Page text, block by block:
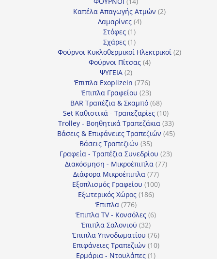
προϊόντα
Καπέλα Απαγωγής Ατμών 22
Λαμαρίνες 44
Στόφες 11
προϊόν
Σχάρες 11
προϊόν
Φούρνοι Κυκλοθερμικοί Ηλεκτρικοί 22
Φούρνοι Πίτσας 44
ΨΥΓΕΙΑ 22
προϊόντα
Έπιπλα Exoplizein 776776
προϊόντα
'Επιπλα Γραφείου 2323
προϊόντα
BAR Τραπέζια & Σκαμπό 6868
προϊόντα
Set Καθιστικά - Τραπεζαρίες 1010
προϊόντα
Trolley - Βοηθητικά Τραπεζάκια 3333
προϊόντα
Βάσεις & Επιφάνειες Τραπεζιών 4545
Βάσεις Τραπεζιών 3535
προϊόντα
Γραφεία - Τραπέζια Συνεδρίου 2323
Διακόσμηση - Μικροέπιπλα 7777
Διάφορα Μικροέπιπλα 7777
προϊόντα
Εξοπλισμός Γραφείου 100100
Εξωτερικός Χώρος 186186
Έπιπλα 776776
προϊόντα
Έπιπλα TV - Κονσόλες 66
Έπιπλα Σαλονιού 3232
προϊόντα
Έπιπλα Υπνοδωματίου 7676
προϊόντα
Επιφάνειες Τραπεζιών 1010
Ερμάρια - Ντουλάπες 11